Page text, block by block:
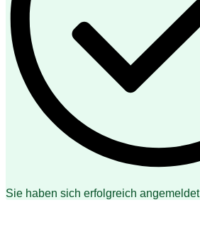
Sie haben sich erfolgreich angemeldet